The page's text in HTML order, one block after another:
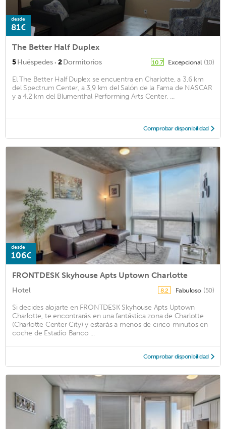
desde
81€
The Better Half Duplex
5Huéspedes · 2Dormitorios 10.7 Excepcional (10)
El The Better Half Duplex se encuentra en Charlotte, a 3,6 km
del Spectrum Center, a 3,9 km del Salón de la Fama de NASCAR
y a 4,2 km del Blumenthal Performing Arts Center. ...
Comprobar disponibilidad
desde
106€
FRONTDESK Skyhouse Apts Uptown Charlotte
Hotel 8.2 Fabuloso (50)
Si decides alojarte en FRONTDESK Skyhouse Apts Uptown
Charlotte, te encontrarás en una fantástica zona de Charlotte
(Charlotte Center City) y estarás a menos de cinco minutos en
coche de Estadio Banco ...
Comprobar disponibilidad